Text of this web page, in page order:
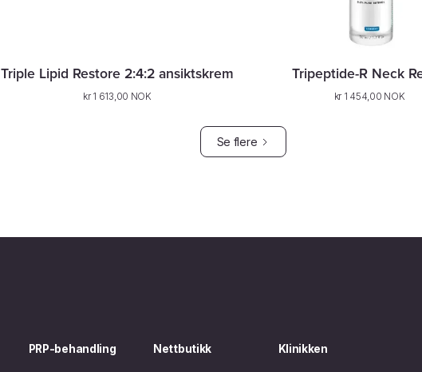
Triple Lipid Restore 2:4:2 ansiktskrem
kr 1 613,00 NOK
Tripeptide-R Neck
kr 1 454,00 NOK
Se flere
PRP-behandling Nettbutikk Klinikken